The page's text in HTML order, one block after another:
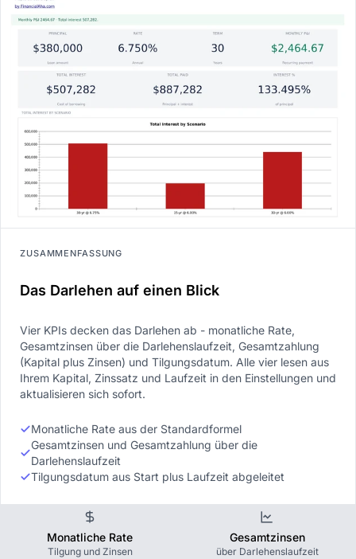
ZUSAMMENFASSUNG
Das Darlehen auf einen Blick
Vier KPIs decken das Darlehen ab - monatliche Rate,
Gesamtzinsen über die Darlehenslaufzeit, Gesamtzahlung
(Kapital plus Zinsen) und Tilgungsdatum. Alle vier lesen aus
Ihrem Kapital, Zinssatz und Laufzeit in den Einstellungen und
aktualisieren sich sofort.
Monatliche Rate aus der Standardformel
Gesamtzinsen und Gesamtzahlung über die
Darlehenslaufzeit
Tilgungsdatum aus Start plus Laufzeit abgeleitet
Monatliche Rate
Tilgung und Zinsen
Gesamtzinsen
über Darlehenslaufzeit